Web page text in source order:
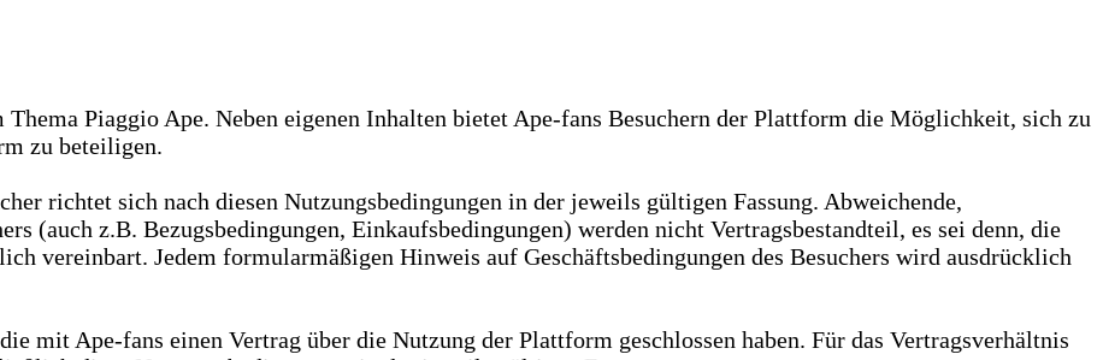
Piaggio Ape. Neben eigenen Inhalten bietet Ape-fans Besuchern der Plattform die Möglichkeit, sich zu
zu beteiligen.
richtet sich nach diesen Nutzungsbedingungen in der jeweils gültigen Fassung. Abweichende,
(auch z.B. Bezugsbedingungen, Einkaufsbedingungen) werden nicht Vertragsbestandteil, es sei denn, die
vereinbart. Jedem formularmäßigen Hinweis auf Geschäftsbedingungen des Besuchers wird ausdrücklich
mit Ape-fans einen Vertrag über die Nutzung der Plattform geschlossen haben. Für das Vertragsverhältnis